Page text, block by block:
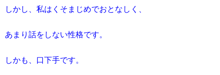
しかし、私はくそまじめでおとなしく、
あまり話をしない性格です。
しかも、口下手です。